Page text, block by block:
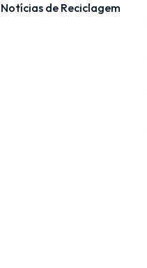
Notícias de Reciclagem